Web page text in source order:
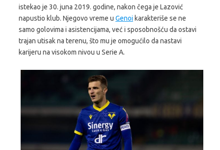
istekao je 30. juna 2019. godine, nakon čega je Lazović
napustio klub. Njegovo vreme u Genoi karakteriše se ne
samo golovima i asistencijama, već i sposobnošću da ostavi
trajan utisak na terenu, što mu je omogućilo da nastavi
karijeru na visokom nivou u Serie A.